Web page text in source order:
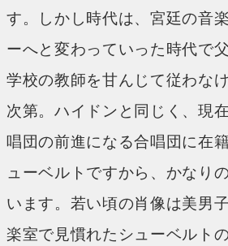
す。しかし時代は、宮廷の音
ーへと変わっていった時代で
学校の教師を甘んじて従わな
次第。ハイドンと同じく、現
唱団の前進になる合唱団に在
ューベルトですから、かなり
います。若い頃の肖像は美男
楽室で見慣れたシューベルト